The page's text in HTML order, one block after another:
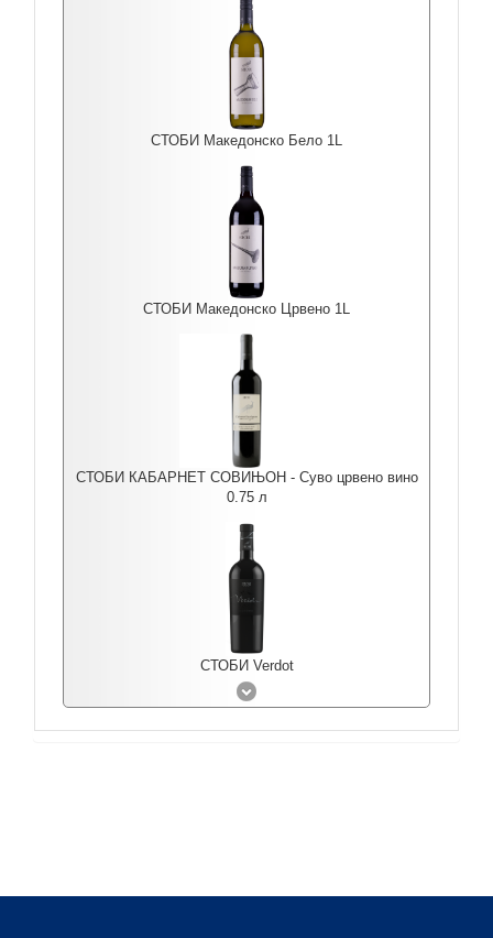
СТОБИ Македонско Бело 1L
СТОБИ Македонско Црвено 1L
СТОБИ КАБАРНЕТ СОВИЊОН - Суво црвено вино
0.75 л
СТОБИ Verdot